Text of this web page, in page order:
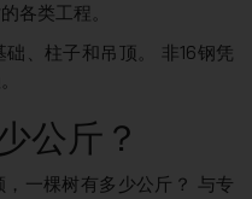
各类工程。
、柱子和吊顶。 非16钢凭
公斤？
一棵树有多少公斤？ 与专